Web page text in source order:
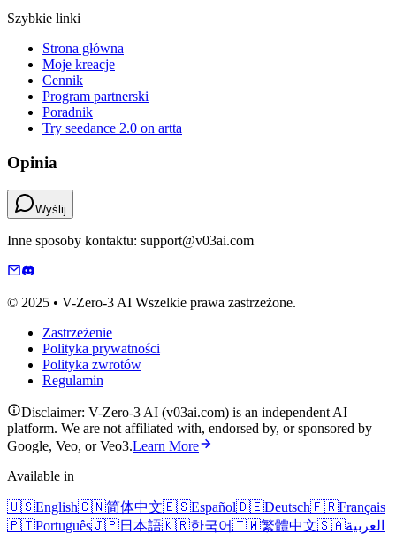
Szybkie linki
Strona główna
Moje kreacje
Cennik
Program partnerski
Poradnik
Try seedance 2.0 on artta
Opinia
Wyślij
Inne sposoby kontaktu: support@v03ai.com
© 2025 • V-Zero-3 AI Wszelkie prawa zastrzeżone.
Zastrzeżenie
Polityka prywatności
Polityka zwrotów
Regulamin
Disclaimer: V-Zero-3 AI (v03ai.com) is an independent AI
platform. We are not affiliated with, endorsed by, or sponsored by
Google, Veo, or Veo3.Learn More
Available in
🇺🇸English🇨🇳简体中文🇪🇸Español🇩🇪Deutsch🇫🇷Français
🇵🇹Português🇯🇵日本語🇰🇷한국어🇹🇼繁體中文🇸🇦العربية